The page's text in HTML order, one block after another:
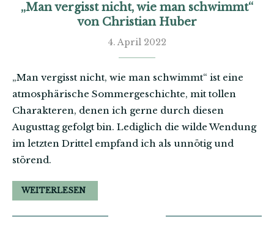
„Man vergisst nicht, wie man schwimmt“
von Christian Huber
4. April 2022
„Man vergisst nicht, wie man schwimmt“ ist eine
atmosphärische Sommergeschichte, mit tollen
Charakteren, denen ich gerne durch diesen
Augusttag gefolgt bin. Lediglich die wilde Wendung
im letzten Drittel empfand ich als unnötig und
störend.
WEITERLESEN